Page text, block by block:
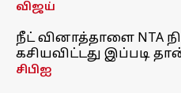
விஜய்
நீட் வினாத்தாளை NTA
கசியவிட்டது இப்படி
சிபிஐ